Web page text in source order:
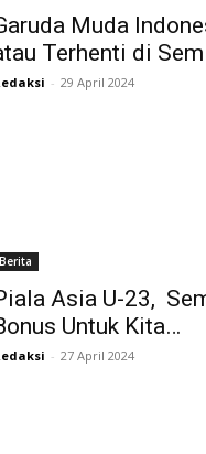
Muda
Terhenti di
- 29 April 2024
Berita
Asia U-23,
Untuk Kita…
- 27 April 2024